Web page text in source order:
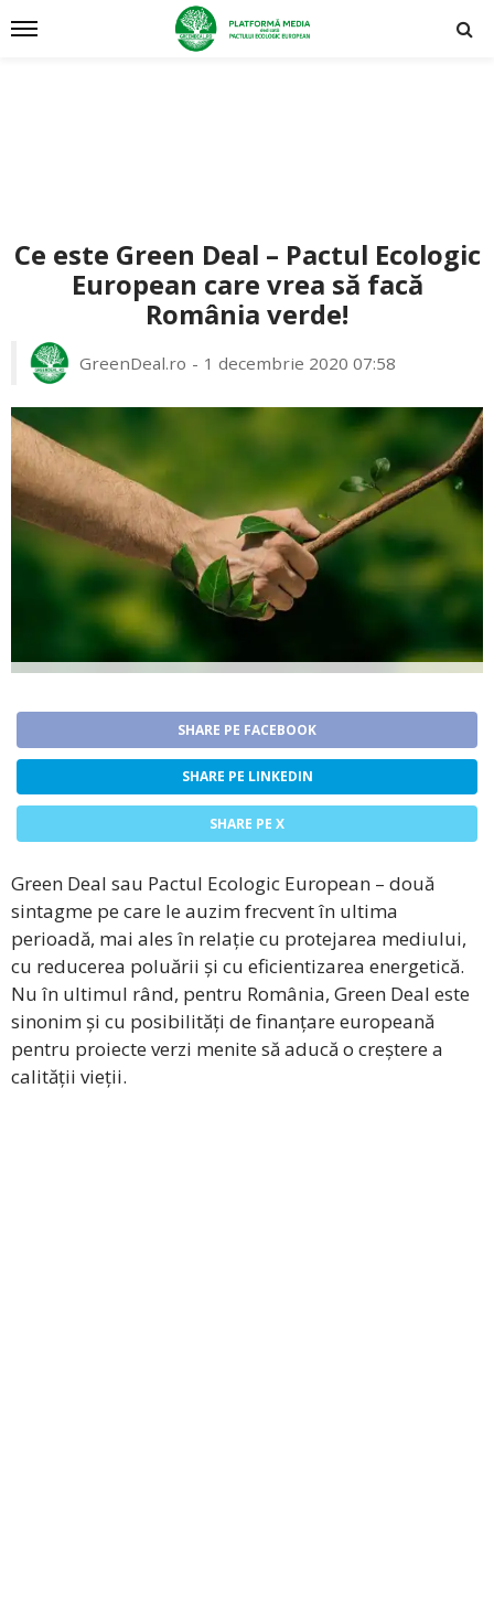
Ce este Green Deal – Pactul Ecologic
European care vrea să facă
România verde!
GreenDeal.ro 1 decembrie 2020 07:58
SHARE PE FACEBOOK
SHARE PE LINKEDIN
SHARE PE X
Green Deal sau Pactul Ecologic European – două
sintagme pe care le auzim frecvent în ultima
perioadă, mai ales în relație cu protejarea mediului,
cu reducerea poluării și cu eficientizarea energetică.
Nu în ultimul rând, pentru România, Green Deal este
sinonim și cu posibilități de finanțare europeană
pentru proiecte verzi menite să aducă o creștere a
calității vieții.